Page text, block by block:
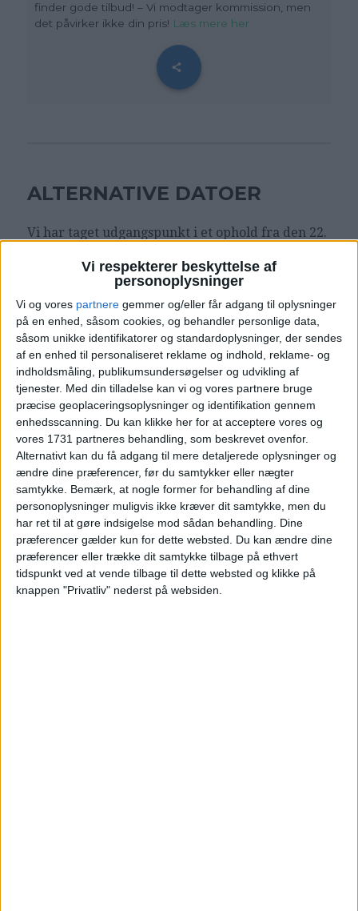
Vi respekterer beskyttelse af
personoplysninger
Vi og vores partnere gemmer og/eller får adgang til oplysninger
på en enhed, såsom cookies, og behandler personlige data,
såsom unikke identifikatorer og standardoplysninger, der sendes
af en enhed til personaliseret reklame og indhold, reklame- og
indholdsmåling, publikumsundersøgelser og udvikling af
tjenester. Med din tilladelse kan vi og vores partnere bruge
præcise geoplaceringsoplysninger og identifikation gennem
enhedsscanning. Du kan klikke her for at acceptere vores og
vores 1731 partneres behandling, som beskrevet ovenfor.
Alternativt kan du få adgang til mere detaljerede oplysninger og
ændre dine præferencer, før du samtykker eller nægter
samtykke. Bemærk, at nogle former for behandling af dine
personoplysninger muligvis ikke kræver dit samtykke, men du
har ret til at gøre indsigelse mod sådan behandling. Dine
præferencer gælder kun for dette websted. Du kan ændre dine
præferencer eller trække dit samtykke tilbage på ethvert
tidspunkt ved at vende tilbage til dette websted og klikke på
knappen "Privatliv" nederst på websiden.
finder gode tilbud! – Vi modtager kommission, men
det påvirker ikke din pris! Læs mere her
ALTERNATIVE DATOER
Vi har taget udgangspunkt i et ophold fra den 22.
TUI Blue Sylt. Se et udvalg her:
KLIK PÅ DATOERNE
9. – 10.6 12. – 13.6 24 – 25.6
AFBUDSREJSER
Er du på udkig efter en billig afbudsrejse? – Så
tag et kigher: